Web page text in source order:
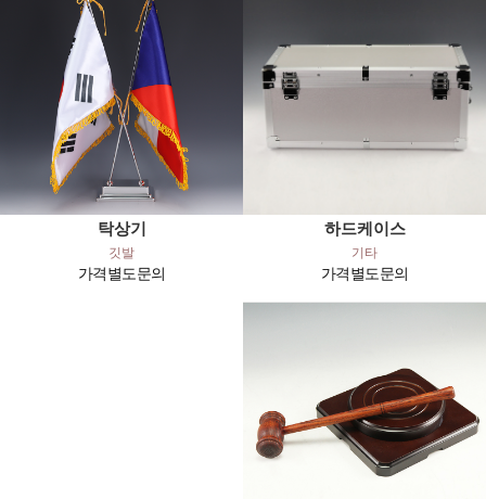
탁상기
깃발
가격별도문의
하드케이스
기타
가격별도문의